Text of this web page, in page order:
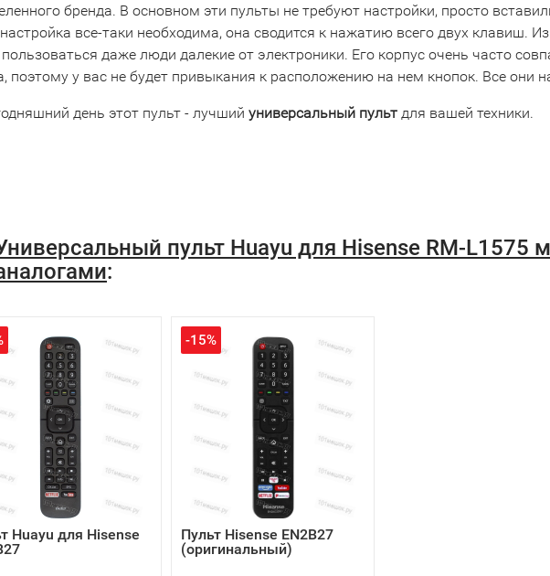
бренда. В основном эти пульты не требуют настройки, просто
все-таки необходима, она сводится к нажатию всего двух клавиш.
даже люди далекие от электроники. Его корпус очень часто
поэтому у вас не будет привыкания к расположению на нем кнопок. Все они
день этот пульт - лучший универсальный пульт для вашей техники.
пульт Huayu для Hisense RM-L1575
:
Huayu для Hisense
-15%
Пульт Hisense EN2B27
(оригинальный)